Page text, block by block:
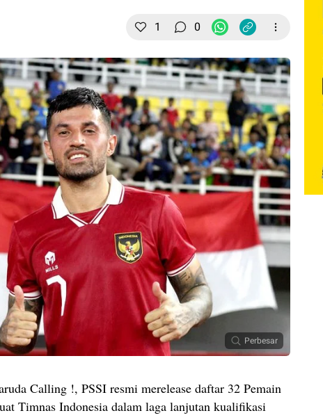
1 0
Perbesar
Calling !, PSSI resmi merelease daftar 32 Pemain
Timnas Indonesia dalam laga lanjutan kualifikasi